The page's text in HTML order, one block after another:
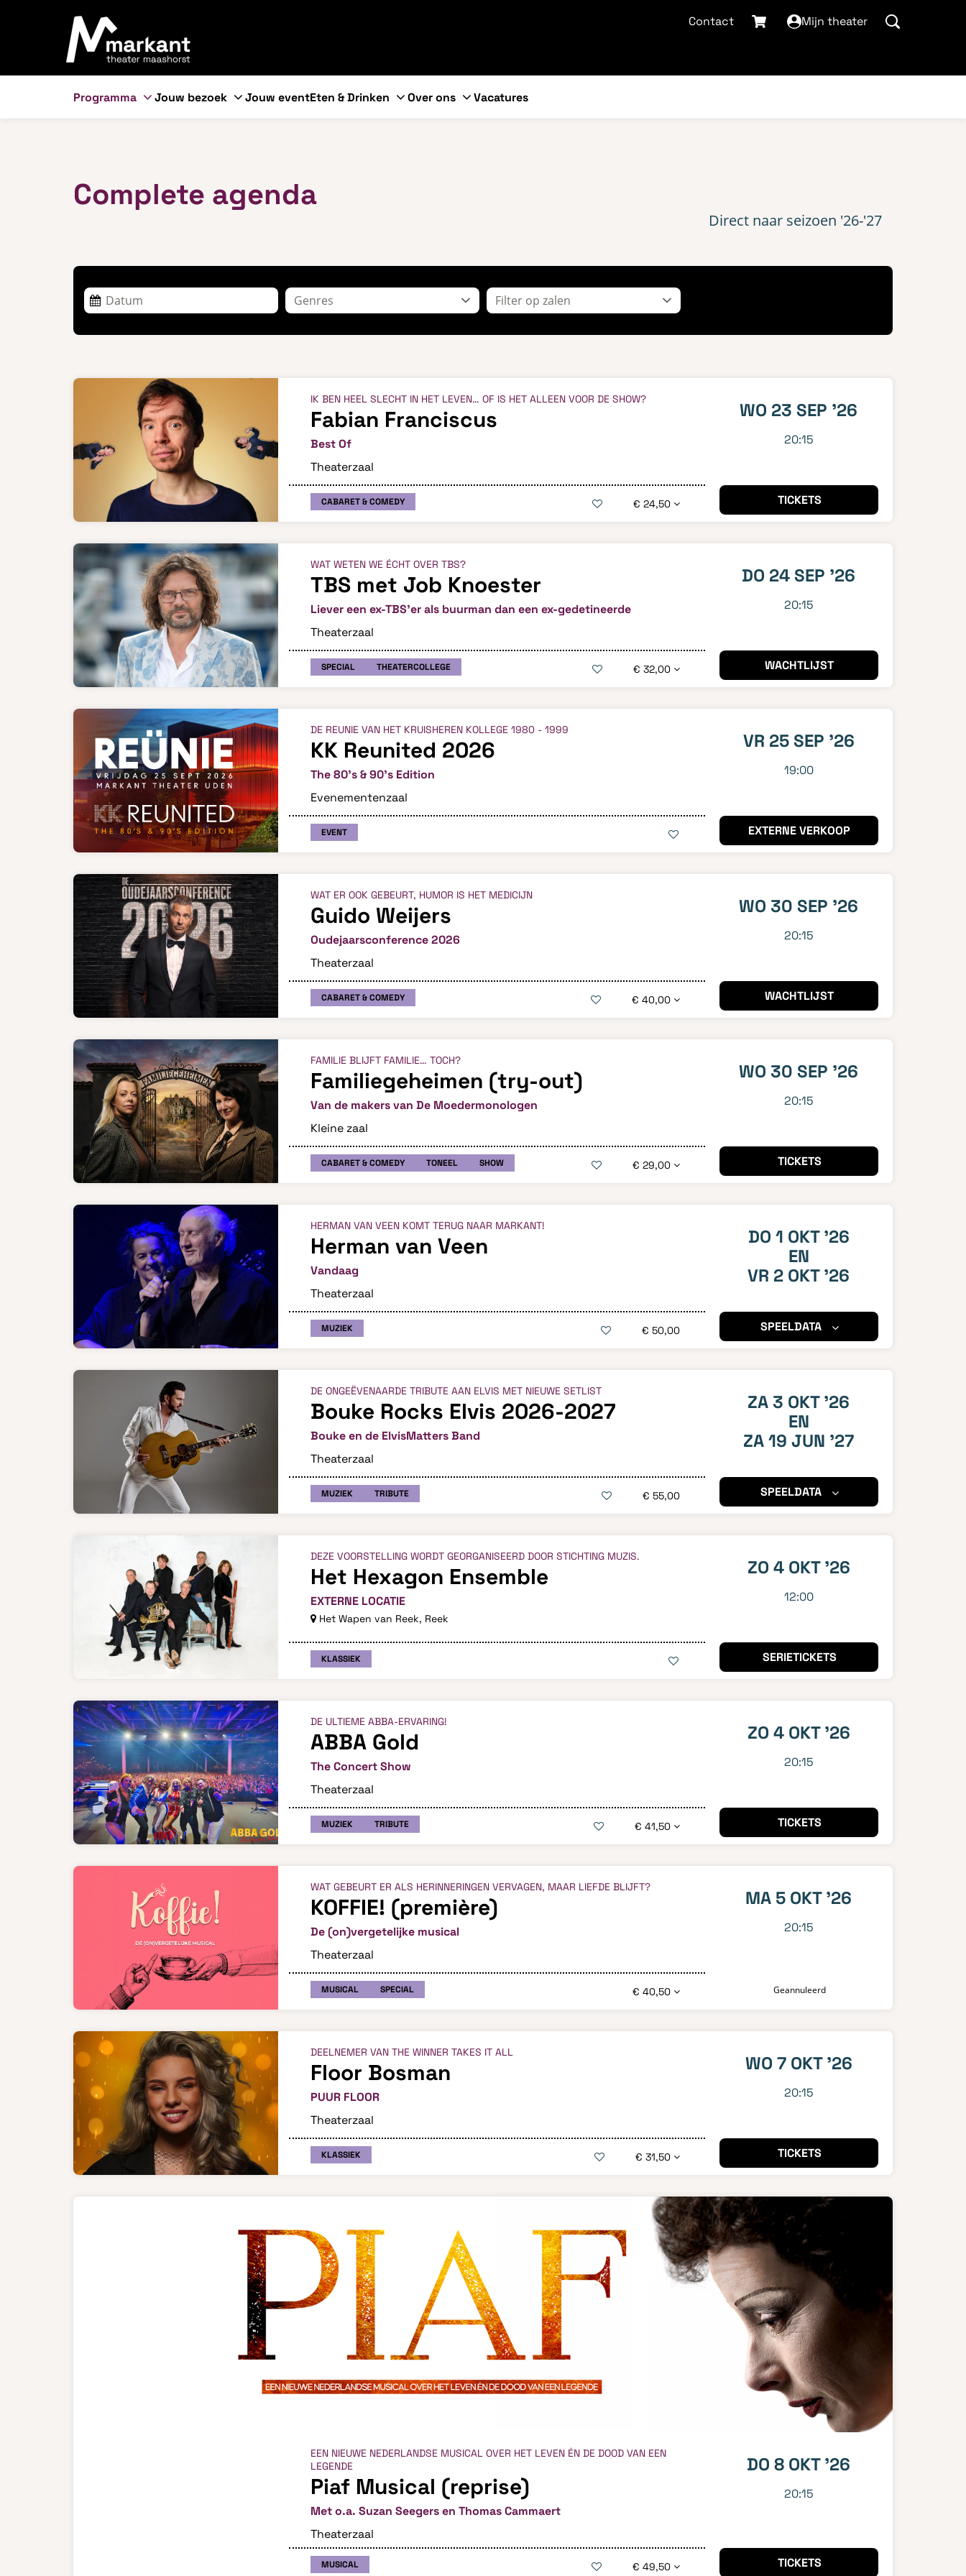
Contact Mijn theater
Programma Jouw bezoek Jouw eventEten & Drinken Over ons Vacatures
Direct naar seizoen '26-'27
Complete agenda
Genres Filter op zalen
Fabian Franciscus
Best Of
IK BEN HEEL SLECHT IN HET LEVEN… OF IS HET ALLEEN VOOR DE SHOW?
Theaterzaal
CABARET & COMEDY € 24,50
WO 23 SEP '26
20:15
TICKETS
TBS met Job Knoester
Liever een ex-TBS’er als buurman dan een ex-gedetineerde
WAT WETEN WE ÉCHT OVER TBS?
Theaterzaal
SPECIAL THEATERCOLLEGE € 32,00
DO 24 SEP '26
20:15
WACHTLIJST
KK Reunited 2026
The 80’s & 90’s Edition
DE REUNIE VAN HET KRUISHEREN KOLLEGE 1980 - 1999
Evenementenzaal
EVENT
VR 25 SEP '26
19:00
EXTERNE VERKOOP
Guido Weijers
Oudejaarsconference 2026
WAT ER OOK GEBEURT, HUMOR IS HET MEDICIJN
Theaterzaal
CABARET & COMEDY € 40,00
WO 30 SEP '26
20:15
WACHTLIJST
Familiegeheimen (try-out)
Van de makers van De Moedermonologen
FAMILIE BLIJFT FAMILIE… TOCH?
Kleine zaal
CABARET & COMEDY TONEEL SHOW € 29,00
WO 30 SEP '26
20:15
TICKETS
Herman van Veen
Vandaag
HERMAN VAN VEEN KOMT TERUG NAAR MARKANT!
Theaterzaal
MUZIEK € 50,00
DO 1 OKT '26
EN
VR 2 OKT '26
SPEELDATA
Bouke Rocks Elvis 2026-2027
Bouke en de ElvisMatters Band
DE ONGEËVENAARDE TRIBUTE AAN ELVIS MET NIEUWE SETLIST
Theaterzaal
MUZIEK TRIBUTE € 55,00
ZA 3 OKT '26
EN
ZA 19 JUN '27
SPEELDATA
Het Hexagon Ensemble
EXTERNE LOCATIE
DEZE VOORSTELLING WORDT GEORGANISEERD DOOR STICHTING MUZIS.
Het Wapen van Reek, Reek
KLASSIEK
ZO 4 OKT '26
12:00
SERIETICKETS
ABBA Gold
The Concert Show
DE ULTIEME ABBA-ERVARING!
Theaterzaal
MUZIEK TRIBUTE € 41,50
ZO 4 OKT '26
20:15
TICKETS
KOFFIE! (première)
De (on)vergetelijke musical
WAT GEBEURT ER ALS HERINNERINGEN VERVAGEN, MAAR LIEFDE BLIJFT?
Theaterzaal
MUSICAL SPECIAL € 40,50
MA 5 OKT '26
20:15
Geannuleerd
Floor Bosman
PUUR FLOOR
DEELNEMER VAN THE WINNER TAKES IT ALL
Theaterzaal
KLASSIEK € 31,50
WO 7 OKT '26
20:15
TICKETS
Piaf Musical (reprise)
Met o.a. Suzan Seegers en Thomas Cammaert
EEN NIEUWE NEDERLANDSE MUSICAL OVER HET LEVEN ÉN DE DOOD VAN EEN
LEGENDE
Theaterzaal
MUSICAL € 49,50
DO 8 OKT '26
20:15
TICKETS